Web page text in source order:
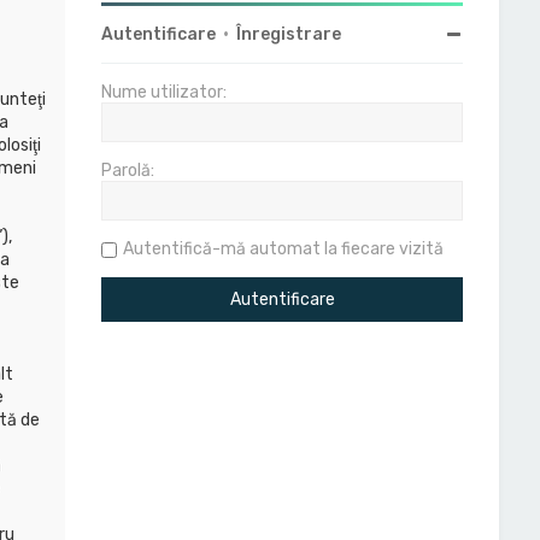
de
Autentificare • Înregistrare
Nume utilizator:
Parolă:
Autentifică-mă automat la fiecare vizită